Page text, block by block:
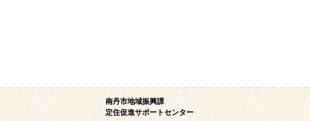
南丹市地域振興課
定住促進サポートセンター